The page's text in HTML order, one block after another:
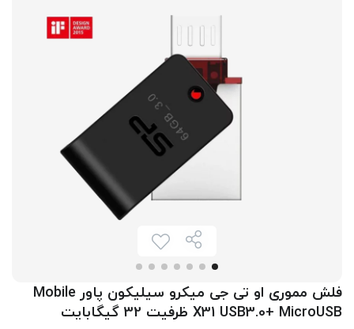
فلش مموری او تی جی میکرو سیلیکون پاور Mobile
X31 USB3.0+ MicroUSB ظرفیت 32 گیگابایت